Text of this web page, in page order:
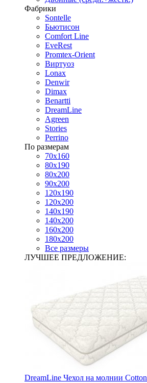
Фабрики
Sontelle
Бьютисон
Comfort Line
EveRest
Promtex-Orient
Виртуоз
Lonax
Denwir
Dimax
Benartti
DreamLine
Agreen
Stories
Perrino
По размерам
70х160
80х190
80х200
90х200
120х190
120х200
140х190
140х200
160х200
180х200
Все размеры
ЛУЧШЕЕ ПРЕДЛОЖЕНИЕ:
DreamLine Чехол на молнии Cotton